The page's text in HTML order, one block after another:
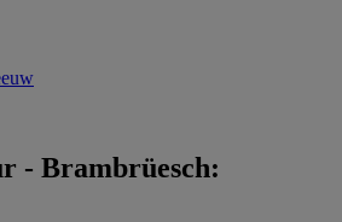
- Brambrüesch: